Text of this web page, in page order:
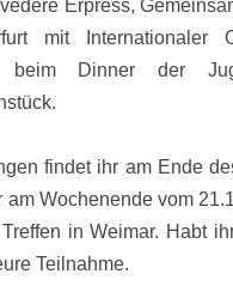
Erpress,
mit Internationaler
beim Dinner der
findet ihr am Ende
Wochenende vom
in Weimar. Habt
Teilnahme.